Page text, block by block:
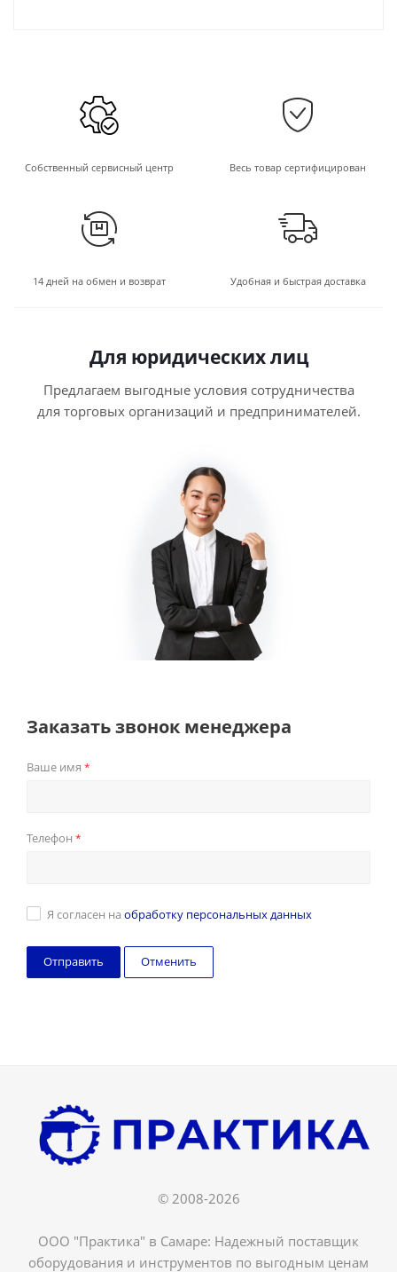
Собственный сервисный центр Весь товар сертифицирован
14 дней на обмен и возврат Удобная и быстрая доставка
Для юридических лиц
Предлагаем выгодные условия сотрудничества
для торговых организаций и предпринимателей.
Заказать звонок менеджера
Ваше имя *
Телефон *
Я согласен на обработку персональных данных
Отменить
© 2008-2026
ООО "Практика" в Самаре: Надежный поставщик
оборудования и инструментов по выгодным ценам